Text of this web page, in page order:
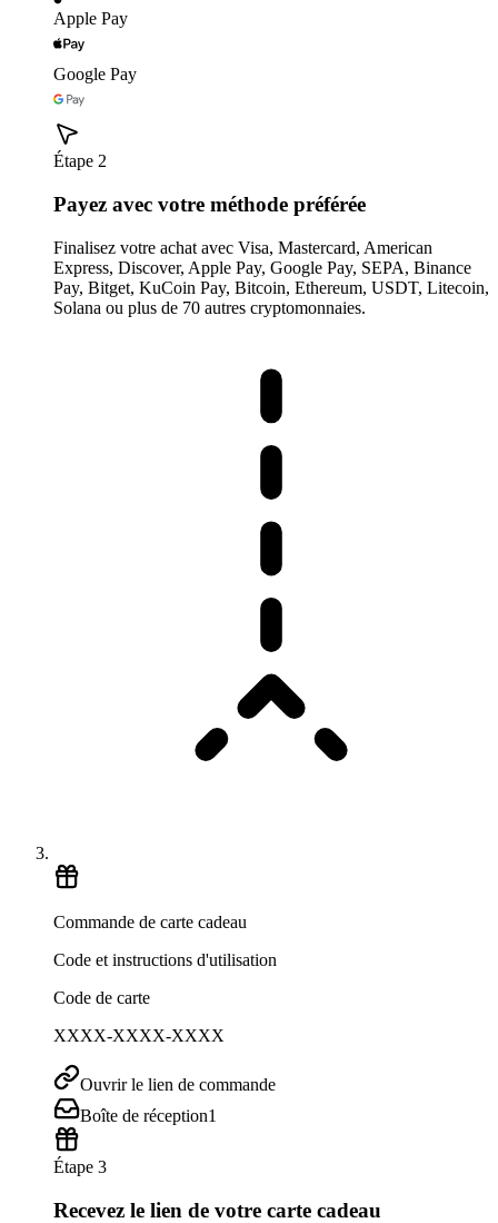
Apple Pay
Google Pay
Étape 2
Payez avec votre méthode préférée
Finalisez votre achat avec Visa, Mastercard, American
Express, Discover, Apple Pay, Google Pay, SEPA, Binance
Pay, Bitget, KuCoin Pay, Bitcoin, Ethereum, USDT, Litecoin,
Solana ou plus de 70 autres cryptomonnaies.
Commande de carte cadeau
Code et instructions d'utilisation
Code de carte
XXXX-XXXX-XXXX
Ouvrir le lien de commande
Boîte de réception1
Étape 3
Recevez le lien de votre carte cadeau